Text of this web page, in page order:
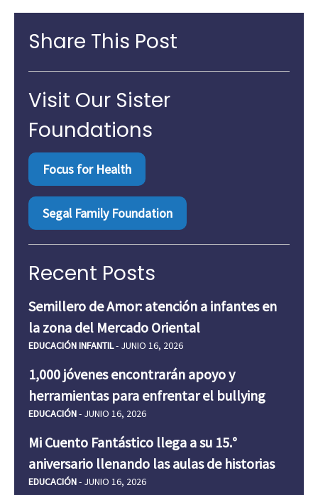
Share This Post
Visit Our Sister
Foundations
Focus for Health
Segal Family Foundation
Recent Posts
Semillero de Amor: atención a infantes en
la zona del Mercado Oriental
EDUCACIÓN INFANTIL- JUNIO 16, 2026
1,000 jóvenes encontrarán apoyo y
herramientas para enfrentar el bullying
EDUCACIÓN- JUNIO 16, 2026
Mi Cuento Fantástico llega a su 15.°
aniversario llenando las aulas de historias
EDUCACIÓN- JUNIO 16, 2026